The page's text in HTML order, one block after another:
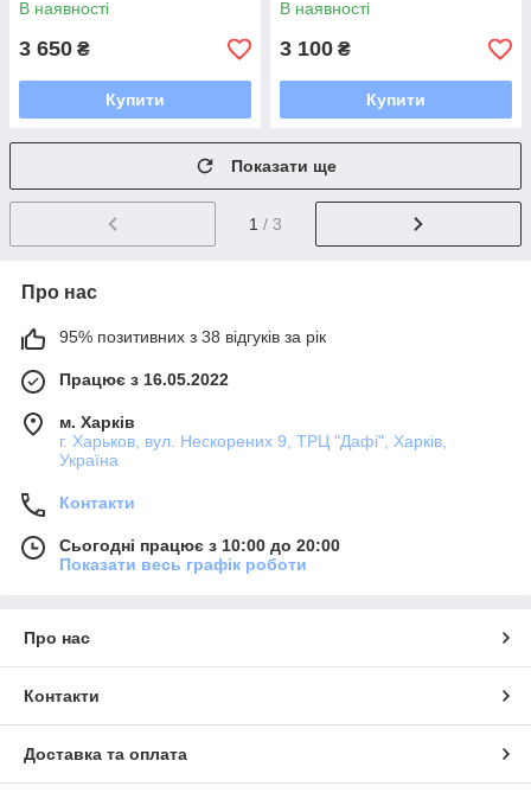
В наявності
3 650 ₴
Купити
В наявності
3 100 ₴
Купити
Показати ще
1 / 3
Про нас
95% позитивних з 38 відгуків за рік
Працює з 16.05.2022
м. Харків
г. Харьков, вул. Нескорених 9, ТРЦ "Дафі", Харків,
Україна
Контакти
Сьогодні працює з 10:00 до 20:00
Показати весь графік роботи
Про нас
Контакти
Доставка та оплата